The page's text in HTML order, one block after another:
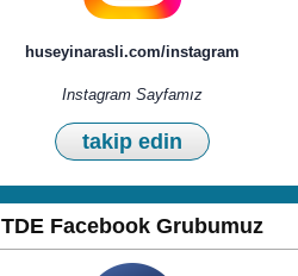
huseyinarasli.com/instagram
Instagram Sayfamız
takip edin
TDE Facebook Grubumuz